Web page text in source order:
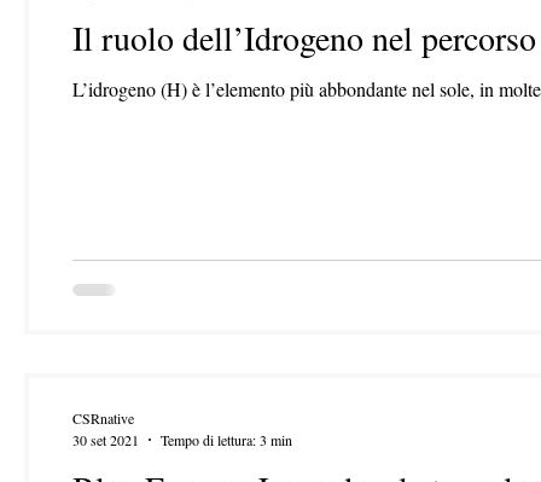
Il ruolo dell’Idrogeno nel
L’idrogeno (H) è l’elemento più abbondante nel sole, in
CSRnative
30 set 2021
Tempo di lettura: 3 min